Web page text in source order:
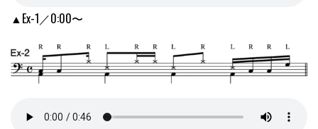
▲Ex-1／0:00〜